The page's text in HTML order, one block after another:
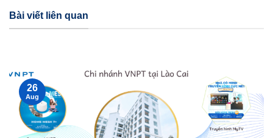
Bài viết liên quan
26
Aug